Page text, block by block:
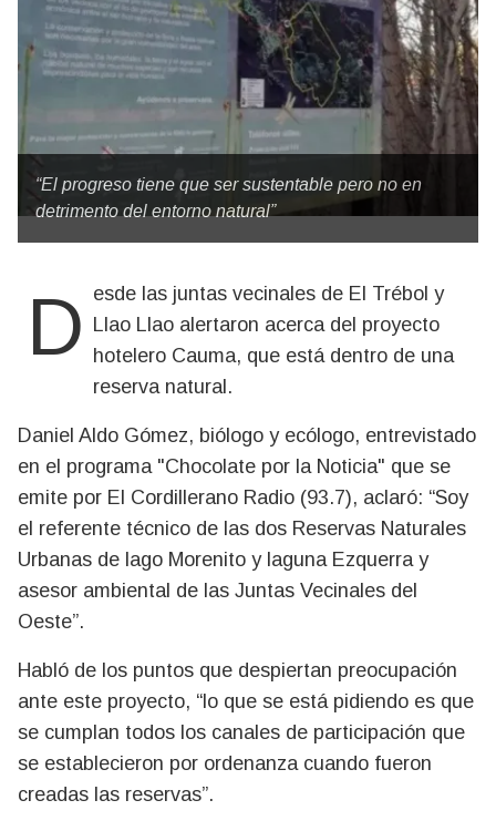
“El progreso tiene que ser sustentable pero no en
detrimento del entorno natural”
Desde las juntas vecinales de El Trébol y
Llao Llao alertaron acerca del proyecto
hotelero Cauma, que está dentro de una
reserva natural.
Daniel Aldo Gómez, biólogo y ecólogo, entrevistado
en el programa "Chocolate por la Noticia" que se
emite por El Cordillerano Radio (93.7), aclaró: “Soy
el referente técnico de las dos Reservas Naturales
Urbanas de lago Morenito y laguna Ezquerra y
asesor ambiental de las Juntas Vecinales del
Oeste”.
Habló de los puntos que despiertan preocupación
ante este proyecto, “lo que se está pidiendo es que
se cumplan todos los canales de participación que
se establecieron por ordenanza cuando fueron
creadas las reservas”.